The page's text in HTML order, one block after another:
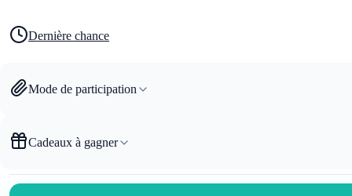
Dernière chance
Mode de participation
Cadeaux à gagner